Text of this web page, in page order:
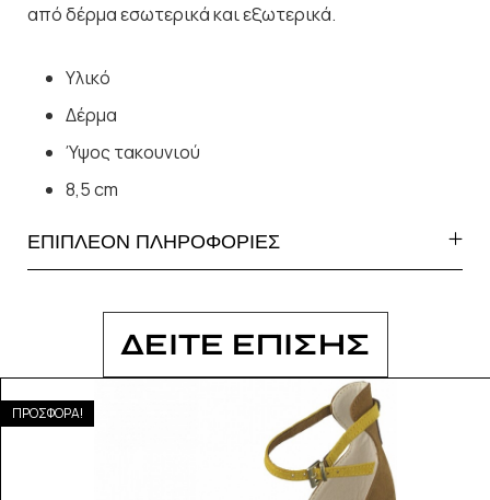
από δέρμα εσωτερικά και εξωτερικά.
Υλικό
Δέρμα
Ύψος τακουνιού
8,5 cm
ΕΠΙΠΛΕΟΝ ΠΛΗΡΟΦΟΡΙΕΣ
ΔΕΙΤΕ ΕΠΙΣΗΣ
ΠΡΟΣΦΟΡΑ!